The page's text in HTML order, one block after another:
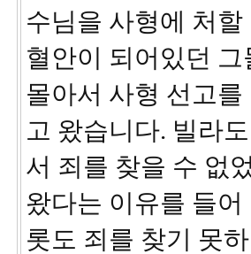
수님을 사형에 처
혈안이 되어있던
몰아서 사형 선고
고 왔습니다. 빌라
서 죄를 찾을 수 없
왔다는 이유를 들
롯도 죄를 찾기 못